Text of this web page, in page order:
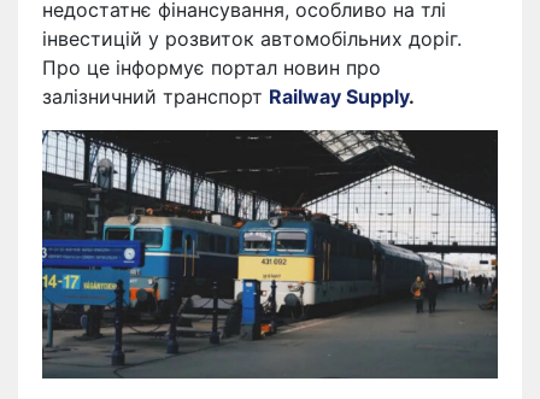
недостатнє фінансування, особливо на тлі
інвестицій у розвиток автомобільних доріг.
Про це інформує портал новин про
залізничний транспорт Railway Supply.